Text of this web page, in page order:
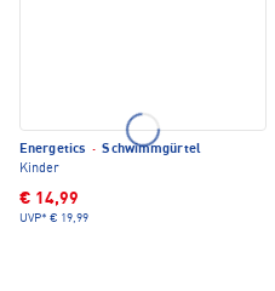
Energetics · Schwimmgürtel
Kinder
€ 14,99
UVP* € 19,99